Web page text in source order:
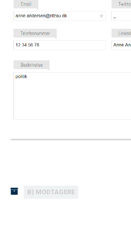
B) MODTAGERE